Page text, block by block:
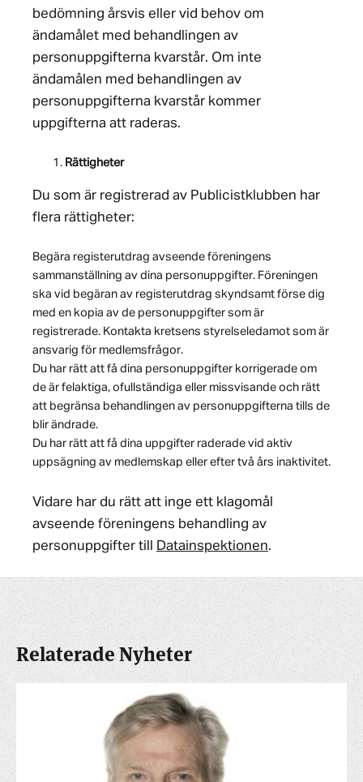
bedömning årsvis eller vid behov om
ändamålet med behandlingen av
personuppgifterna kvarstår. Om inte
ändamålen med behandlingen av
personuppgifterna kvarstår kommer
uppgifterna att raderas.
Rättigheter
Du som är registrerad av Publicistklubben har
flera rättigheter:
Begära registerutdrag avseende föreningens
sammanställning av dina personuppgifter. Föreningen
ska vid begäran av registerutdrag skyndsamt förse dig
med en kopia av de personuppgifter som är
registrerade. Kontakta kretsens styrelseledamot som är
ansvarig för medlemsfrågor.
Du har rätt att få dina personuppgifter korrigerade om
de är felaktiga, ofullständiga eller missvisande och rätt
att begränsa behandlingen av personuppgifterna tills de
blir ändrade.
Du har rätt att få dina uppgifter raderade vid aktiv
uppsägning av medlemskap eller efter två års inaktivitet.
Vidare har du rätt att inge ett klagomål
avseende föreningens behandling av
personuppgifter till
Datainspektionen.
Relaterade Nyheter